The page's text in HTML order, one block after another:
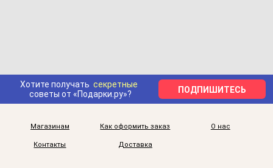
Хотите получать секретные
советы от «Подарки.ру»?
ПОДПИШИТЕСЬ
Магазинам Как оформить заказ О нас
Контакты Доставка